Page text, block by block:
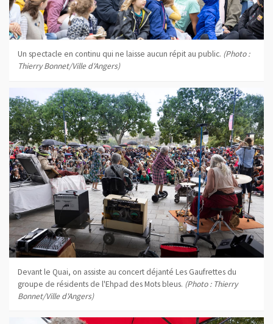
Un spectacle en continu qui ne laisse aucun répit au public. (Photo :
Thierry Bonnet/Ville d'Angers)
Devant le Quai, on assiste au concert déjanté Les Gaufrettes du
groupe de résidents de l'Ehpad des Mots bleus. (Photo : Thierry
Bonnet/Ville d'Angers)